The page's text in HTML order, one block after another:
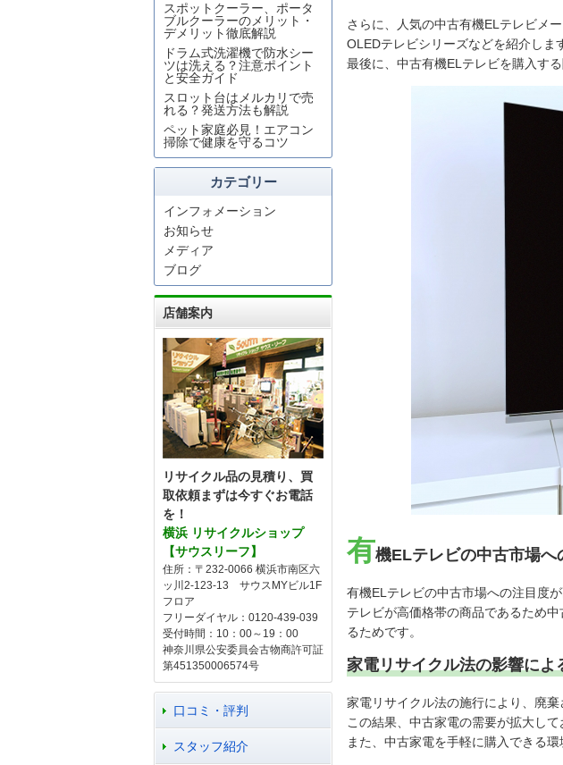
さらに、人気の中古有機ELテレビメ
OLEDテレビシリーズなどを紹介しま
最後に、中古有機ELテレビを購入す
有機ELテレビの中古市場へ
有機ELテレビの中古市場への注目度
テレビが高価格帯の商品であるため
るためです。
家電リサイクル法の影響によ
家電リサイクル法の施行により、廃
この結果、中古家電の需要が拡大し
また、中古家電を手軽に購入できる
スポットクーラー、ポータ
ブルクーラーのメリット・
デメリット徹底解説
ドラム式洗濯機で防水シー
ツは洗える？注意ポイント
と安全ガイド
スロット台はメルカリで売
れる？発送方法も解説
ペット家庭必見！エアコン
掃除で健康を守るコツ
カテゴリー
インフォメーション
お知らせ
メディア
ブログ
店舗案内
リサイクル品の見積り、買
取依頼まずは今すぐお電話
を！
横浜 リサイクルショップ
【サウスリーフ】
住所：〒232-0066 横浜市南区六
ッ川2-123-13 サウスMYビル1F
フロア
フリーダイヤル：0120-439-039
受付時間：10：00～19：00
神奈川県公安委員会古物商許可証
第451350006574号
口コミ・評判
スタッフ紹介